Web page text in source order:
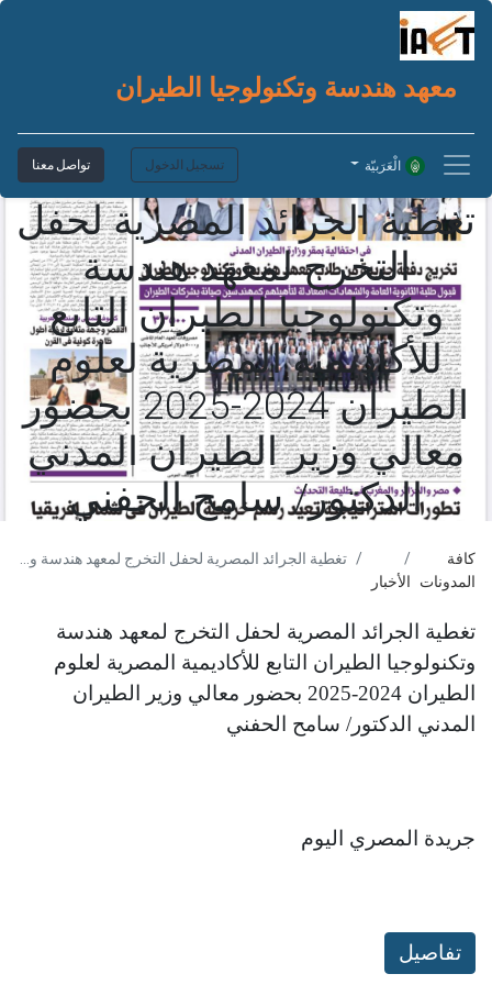
معهد هندسة وتكنولوجيا الطيران
تسجيل الدخول تواصل معنا الْعَرَبيّة
تغطية الجرائد المصرية لحفل
التخرج لمعهد هندسة
وتكنولوجيا الطيران التابع
للأكاديمية المصرية لعلوم
الطيران 2024-2025 بحضور
معالي وزير الطيران المدني
الدكتور/ سامح الحفني
كافة
المدونات
الأخبار
تغطية الجرائد المصرية لحفل التخرج لمعهد هندسة وتكنولوجيا الطيران التابع للأكاديمية المصرية لعلوم الطيران 2024-2025 بحضور معالي وزير الطيران المدني الدكتور/ سامح الحفني
تغطية الجرائد المصرية لحفل التخرج لمعهد هندسة
وتكنولوجيا الطيران التابع للأكاديمية المصرية لعلوم
الطيران 2024-2025 بحضور معالي وزير الطيران
المدني الدكتور/ سامح الحفني
جريدة المصري اليوم
تفاصيل